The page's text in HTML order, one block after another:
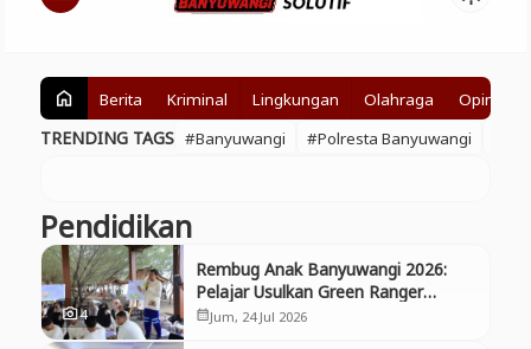
home Berita Kriminal Lingkungan Olahraga Opini
TRENDING TAGS #Banyuwangi #Polresta Banyuwangi
Pendidikan
photo_camera4
Rembug Anak Banyuwangi 2026:
Pelajar Usulkan Green Ranger
hingga Edukasi Pengelolaan Sampah
calendar_monthJum, 24 Jul 2026